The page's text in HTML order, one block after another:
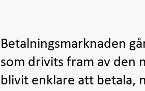
Betalningsmarknaden
som drivits fram av den
blivit enklare att betala,